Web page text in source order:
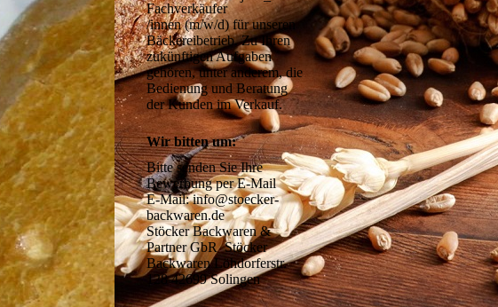
Fachverkäufer
/innen (m/w/d) für unseren
Bäckereibetrieb. Zu Ihren
zukünftigen Aufgaben
gehören, unter anderem, die
Bedienung und Beratung
der Kunden im Verkauf.
Wir bitten um:
Bitte senden Sie Ihre
Bewerbung per E-Mail
E-Mail: info@stoecker-
backwaren.de
Stöcker Backwaren &
Partner GbR  Stöcker
Backwaren Löhdorferstr.
128 42699 Solingen